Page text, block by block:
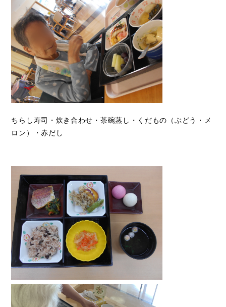
ちらし寿司・炊き合わせ・茶碗蒸し・くだもの（ぶどう・メ
ロン）・赤だし